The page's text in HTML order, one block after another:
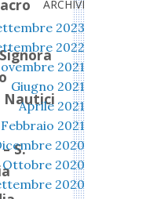
ARCHIVI
2023
2022
2021
Giugno 2021
Aprile 2021
Febbraio 2021
2020
Ottobre 2020
2020
Nautici
S.